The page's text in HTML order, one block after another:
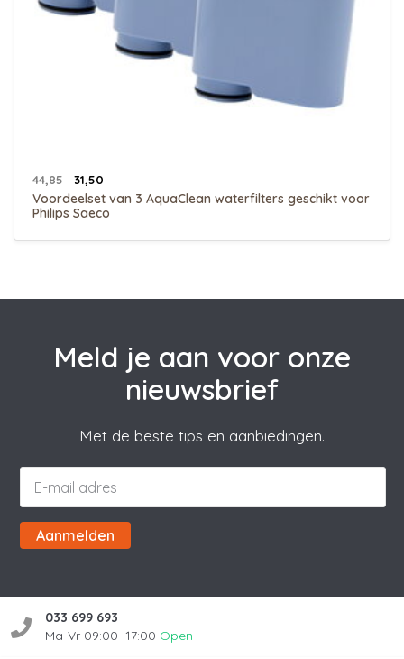
44,85 31,50
Voordeelset van 3 AquaClean waterfilters geschikt voor
Philips Saeco
Meld je aan voor onze
nieuwsbrief
Met de beste tips en aanbiedingen.
Aanmelden
033 699 693
Ma-Vr 09:00 -17:00 Open